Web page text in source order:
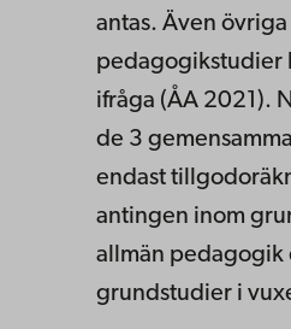
antas. Även övriga
pedagogikstudier
ifråga (ÅA 2021).
de 3
endast
antingen inom
allmän pedagogik
grundstudier i